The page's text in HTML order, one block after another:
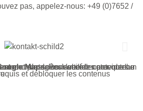
pas, appelez-nous: +49 (0)7652 /
Maps
et débloquer les contenus